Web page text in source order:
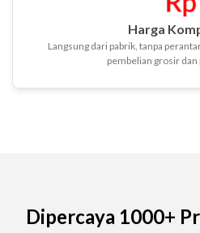
Harga
Langsung dari pabrik, tanpa
pembelian grosir dan
Dipercaya 1000+